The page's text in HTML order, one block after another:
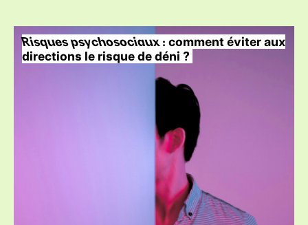
Risques psychosociaux : comment éviter aux
directions le risque de déni ?